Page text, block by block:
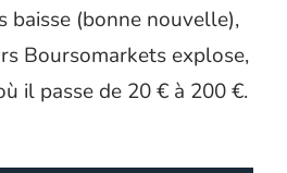
baisse (bonne nouvelle),
Boursomarkets explose,
il passe de 20 € à 200 €.